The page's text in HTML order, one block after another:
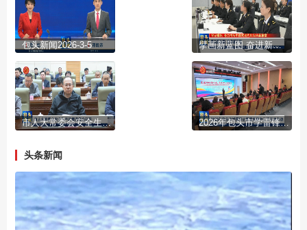
包头新闻2026-3-5 擘画新蓝图 奋进新征程
市人大常委会安全生产政情通报会召开 2026年包头市学雷锋志愿服务集中示范活动启动
头条新闻